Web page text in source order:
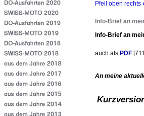
Pfeil oben rechts
Info-Brief an
Info-Brief an
auch als PDF
An meine